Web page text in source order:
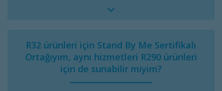
R32 ürünleri için Stand By Me Sertifikalı
Ortağıyım, aynı hizmetleri R290 ürünleri
için de sunabilir miyim?